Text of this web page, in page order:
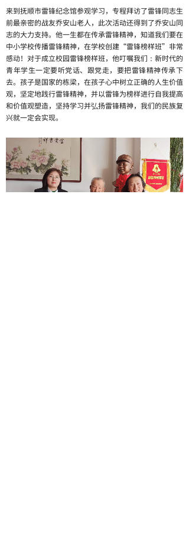
来到抚顺市雷锋纪念馆参观学习，专程拜访了雷锋同志生
前最亲密的战友乔安山老人，此次活动还得到了乔安山同
志的大力支持。他一生都在传承雷锋精神，知道我们要在
中小学校传播雷锋精神，在学校创建“雷锋榜样班”非常
感动！对于成立校园雷锋榜样班，他叮嘱我们：新时代的
青年学生一定要听党话、跟党走，要把雷锋精神传承下
去。孩子是国家的栋梁，在孩子心中树立正确的人生价值
观，坚定地践行雷锋精神，并以雷锋为榜样进行自我提高
和价值观塑造，坚持学习并弘扬雷锋精神，我们的民族复
兴就一定会实现。